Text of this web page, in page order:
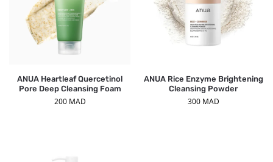
ANUA Heartleaf Quercetinol
Pore Deep Cleansing Foam
200 MAD
ANUA Rice Enzyme Brightening
Cleansing Powder
300 MAD